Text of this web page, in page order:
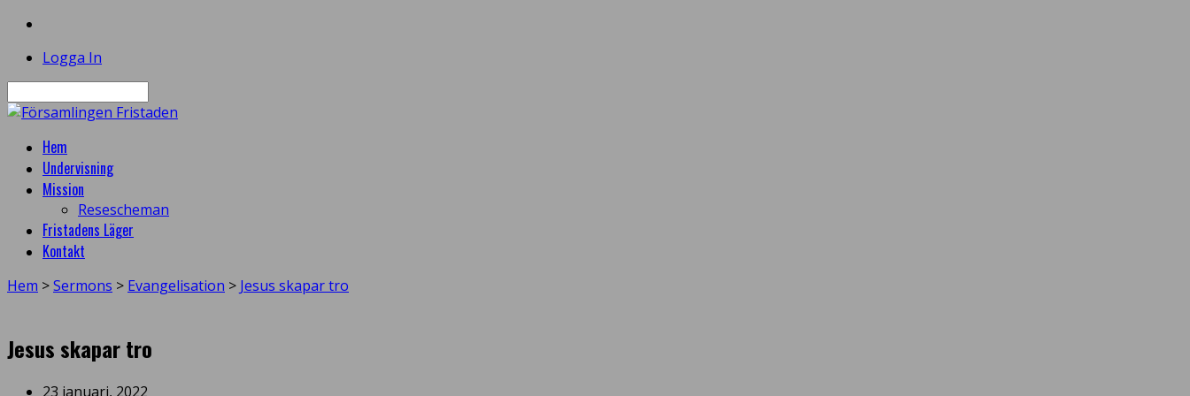
Logga In
Hem
Undervisning
Mission
Resescheman
Fristadens Läger
Kontakt
Hem >Sermons > Evangelisation > Jesus skapar tro
Jesus skapar tro
23 januari, 2022